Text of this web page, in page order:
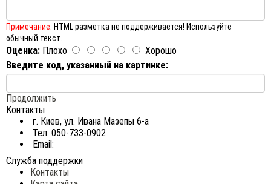
Примечание: HTML разметка не поддерживается! Используйте
обычный текст.
Оценка: Плохо
Хорошо
Введите код, указанный на картинке:
Продолжить
Контакты
г. Киев, ул. Ивана Мазепы 6-а
Тел: 050-733-0902
Email:
Служба поддержки
Контакты